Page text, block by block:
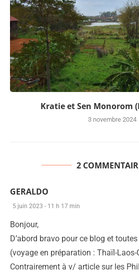
Kratie et Sen Monorom
3 novembre 2024
2
GERALDO
5 juin 2023 - 11 h 17 min
Bonjour,
D’abord bravo pour ce blog et
(voyage en préparation : Thaïl-Laos-
Contrairement à v/ article sur les